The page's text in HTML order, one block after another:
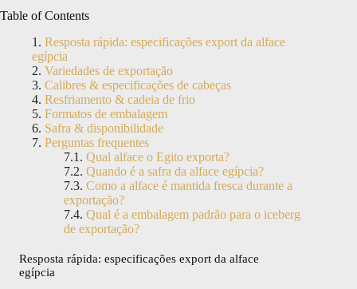
Table of Contents
Resposta rápida: especificações export da alface
egípcia
Variedades de exportação
Calibres & especificações de cabeças
Resfriamento & cadeia de frio
Formatos de embalagem
Safra & disponibilidade
Perguntas frequentes
Qual alface o Egito exporta?
Quando é a safra da alface egípcia?
Como a alface é mantida fresca durante a
exportação?
Qual é a embalagem padrão para o iceberg
de exportação?
Resposta rápida: especificações export da alface
egípcia